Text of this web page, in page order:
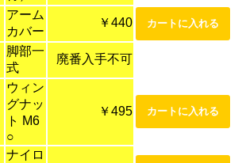
アーム
カバー
￥440
脚部一
式
廃番入手不可
ウィン
グナッ
ト M6
○
￥495
ナイロ